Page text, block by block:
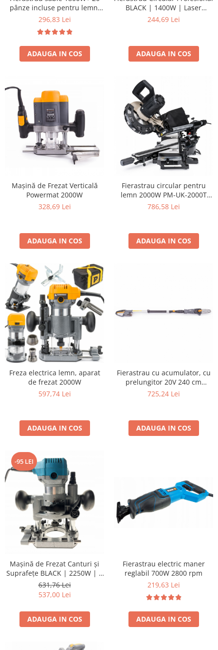
Protectia muncii
Scule Pneumatice
Suport auto
Surubelnite
Tunuri de caldura si aeroteme
Utilaje constructie
pânze incluse pentru lemn,
placi, caramida BCA
296,83 Lei
ADAUGA IN COS
BLACK | 1400W | Laser
Integrat | Disc 185mm
244,69 Lei
ADAUGA IN COS
Mașină de Frezat Verticală
Powermat 2000W
328,69 Lei
ADAUGA IN COS
Fierastrau circular pentru
lemn 2000W PM-UK-2000T
4700 turatii
786,58 Lei
ADAUGA IN COS
Freza electrica lemn, aparat
de frezat 2000W
597,74 Lei
ADAUGA IN COS
Fierastrau cu acumulator, cu
prelungitor 20V 240 cm
lungime
725,24 Lei
ADAUGA IN COS
-95 LEI
Mașină de Frezat Canturi și
Suprafețe BLACK | 2250W | 6
& 8mm |
631,76 Lei
537,00 Lei
ADAUGA IN COS
Fierastrau electric maner
reglabil 700W 2800 rpm
219,63 Lei
ADAUGA IN COS